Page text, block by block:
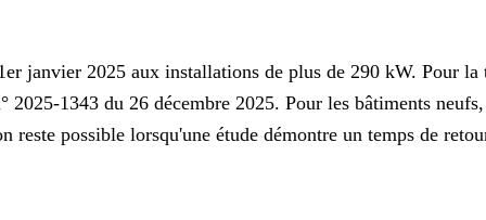
janvier 2025 aux installations de plus de 290 kW. Pour
2025-1343 du 26 décembre 2025. Pour les bâtiments
possible lorsqu'une étude démontre un temps de